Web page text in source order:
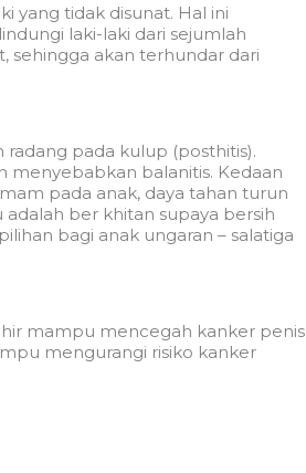
yang tidak disunat. Hal ini
laki-laki dari sejumlah
sehingga akan terhundar dari
pada kulup (posthitis).
menyebabkan balanitis. Kedaan
pada anak, daya tahan turun
ber khitan supaya bersih
bagi anak ungaran – salatiga
mampu mencegah kanker penis
mengurangi risiko kanker